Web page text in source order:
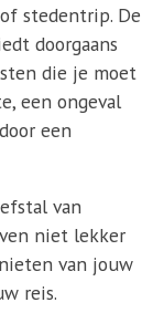
stedentrip. De
doorgaans
die je moet
een ongeval
een
van
niet lekker
van jouw
reis.